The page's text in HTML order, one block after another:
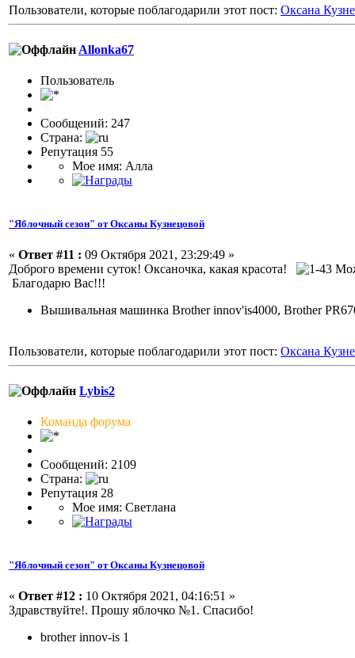
Пользователи, которые поблагодарили этот пост: Оксана
Allonka67
Пользовaтeль
Сообщений: 247
Страна:
Репутация 55
Мое имя: Алла
"Яблочный сезон" от Оксаны Кузнецовой
« Ответ #11 : 09 Октября 2021, 23:29:49 »
Доброго времени суток! Оксаночка, какая красота!
Благодарю Вас!!!
Вышивальная машинка Brother innov'is4000, Brother
Пользователи, которые поблагодарили этот пост: Оксана
Lybis2
Команда форума
Сообщений: 2109
Страна:
Репутация 28
Мое имя: Светлана
"Яблочный сезон" от Оксаны Кузнецовой
« Ответ #12 : 10 Октября 2021, 04:16:51 »
Здравствуйте!. Прошу яблочко №1. Спасибо!
brother innov-is 1